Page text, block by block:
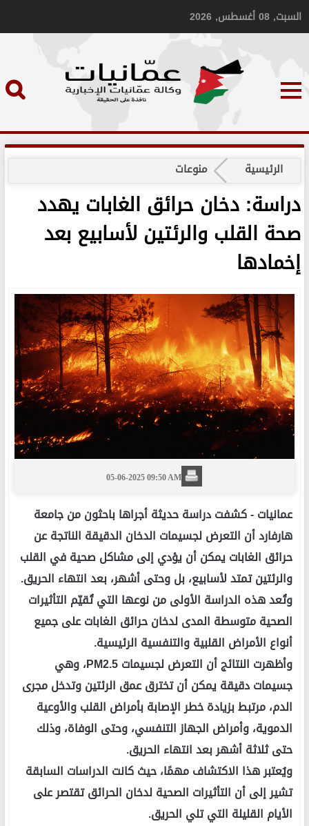
السبت, 08 أغسطس, 2026
الرئيسية منوعات
دراسة: دخان حرائق الغابات يهدد
صحة القلب والرئتين لأسابيع بعد
إخمادها
05-06-2025 09:50 AM
عمانيات -كشفت دراسة حديثة أجراها باحثون من جامعة
هارفارد أن التعرض لجسيمات الدخان الدقيقة الناتجة عن
حرائق الغابات يمكن أن يؤدي إلى مشاكل صحية في القلب
والرئتين تمتد لأسابيع، بل وحتى أشهر، بعد انتهاء الحريق.
وتُعد هذه الدراسة الأولى من نوعها التي تُقيّم التأثيرات
الصحية متوسطة المدى لدخان حرائق الغابات على جميع
أنواع الأمراض القلبية والتنفسية الرئيسية.
وأظهرت النتائج أن التعرض لجسيمات PM2.5، وهي
جسيمات دقيقة يمكن أن تخترق عمق الرئتين وتدخل مجرى
الدم، مرتبط بزيادة خطر الإصابة بأمراض القلب والأوعية
الدموية، وأمراض الجهاز التنفسي، وحتى الوفاة، وذلك
حتى ثلاثة أشهر بعد انتهاء الحريق.
ويُعتبر هذا الاكتشاف مهمًا، حيث كانت الدراسات السابقة
تشير إلى أن التأثيرات الصحية لدخان الحرائق تقتصر على
الأيام القليلة التي تلي الحريق.